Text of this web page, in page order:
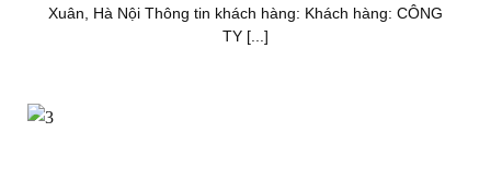
Xuân, Hà Nội Thông tin khách hàng: Khách hàng: CÔNG
TY [...]